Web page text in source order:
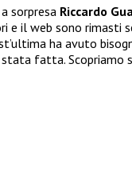
sorpresa Riccardo
e il web sono rimasti
ha avuto
stata fatta. Scopriamo